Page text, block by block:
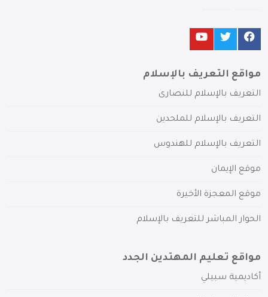
مواقع التعريف بالإسلام
التعريف بالإسلام للنصارى
التعريف بالإسلام للملحدين
التعريف بالإسلام للهندوس
موقع الإيمان
موقع المعجزة الأخيرة
الحوار المباشر للتعريف بالإسلام
مواقع تعليم المهتدين الجدد
أكاديمية سبيلي